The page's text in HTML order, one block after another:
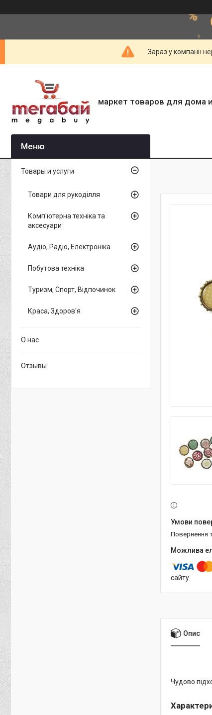
Зараз у компанії
маркет товаров для дома
повернення
сайту.
Опис
Чудово
Товары и услуги
Товари для рукоділля
Комп'ютерна техніка та
аксесуари
Аудіо, Радіо, Електроніка
Побутова техніка
Туризм, Спорт, Відпочинок
Краса, Здоров'я
О нас
Отзывы